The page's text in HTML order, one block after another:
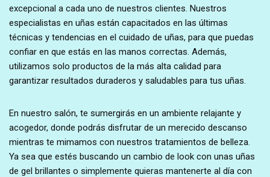
excepcional a cada uno de nuestros clientes. Nuestros
especialistas en uñas están capacitados en las últimas
técnicas y tendencias en el cuidado de uñas, para que puedas
confiar en que estás en las manos correctas. Además,
utilizamos solo productos de la más alta calidad para
garantizar resultados duraderos y saludables para tus uñas.
En nuestro salón, te sumergirás en un ambiente relajante y
acogedor, donde podrás disfrutar de un merecido descanso
mientras te mimamos con nuestros tratamientos de belleza.
Ya sea que estés buscando un cambio de look con unas uñas
de gel brillantes o simplemente quieras mantenerte al día con